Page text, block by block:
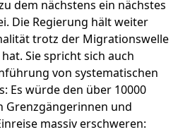
dem nächstens ein nächstes
Die Regierung hält weiter
trotz der Migrationswelle
Sie spricht sich auch
von systematischen
Es würde den über 10000
Grenzgängerinnen und
massiv erschweren: